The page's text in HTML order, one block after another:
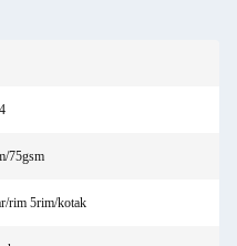
75gsm
rim 5rim/kotak